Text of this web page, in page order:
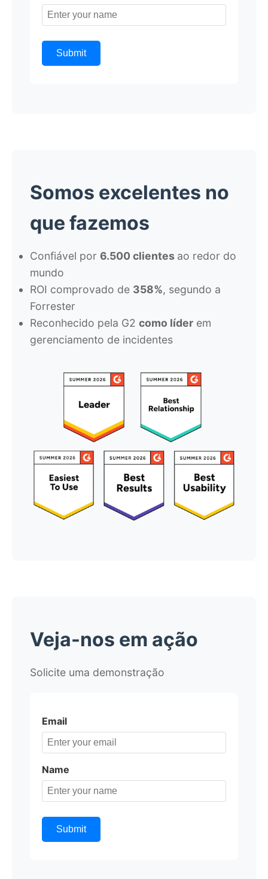
Submit
Somos excelentes no
que fazemos
Confiável por 6.500 clientes ao redor do
mundo
ROI comprovado de 358%, segundo a
Forrester
Reconhecido pela G2 como líder em
gerenciamento de incidentes
Veja-nos em ação
Solicite uma demonstração
Email
Name
Submit